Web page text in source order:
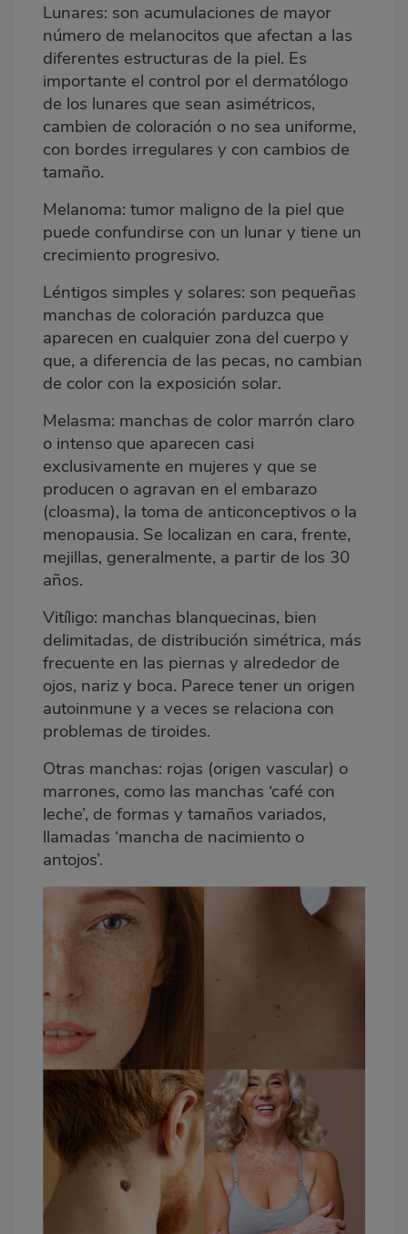
Lunares: son acumulaciones de mayor
número de melanocitos que afectan a las
diferentes estructuras de la piel. Es
importante el control por el dermatólogo
de los lunares que sean asimétricos,
cambien de coloración o no sea uniforme,
con bordes irregulares y con cambios de
tamaño.
Melanoma: tumor maligno de la piel que
puede confundirse con un lunar y tiene un
crecimiento progresivo.
Léntigos simples y solares: son pequeñas
manchas de coloración parduzca que
aparecen en cualquier zona del cuerpo y
que, a diferencia de las pecas, no cambian
de color con la exposición solar.
Melasma: manchas de color marrón claro
o intenso que aparecen casi
exclusivamente en mujeres y que se
producen o agravan en el embarazo
(cloasma), la toma de anticonceptivos o la
menopausia. Se localizan en cara, frente,
mejillas, generalmente, a partir de los 30
años.
Vitíligo: manchas blanquecinas, bien
delimitadas, de distribución simétrica, más
frecuente en las piernas y alrededor de
ojos, nariz y boca. Parece tener un origen
autoinmune y a veces se relaciona con
problemas de tiroides.
Otras manchas: rojas (origen vascular) o
marrones, como las manchas ‘café con
leche’, de formas y tamaños variados,
llamadas ‘mancha de nacimiento o
antojos’.